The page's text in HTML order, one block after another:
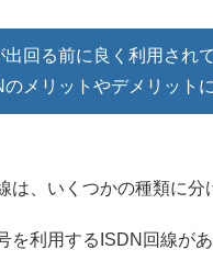
回る前に良く利用され
メリットやデメリット
、いくつかの種類に分
利用するISDN回線があ